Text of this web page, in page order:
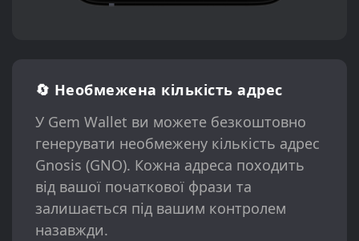
🔄 Необмежена кількість адрес
У Gem Wallet ви можете безкоштовно
генерувати необмежену кількість адрес
Gnosis (GNO). Кожна адреса походить
від вашої початкової фрази та
залишається під вашим контролем
назавжди.